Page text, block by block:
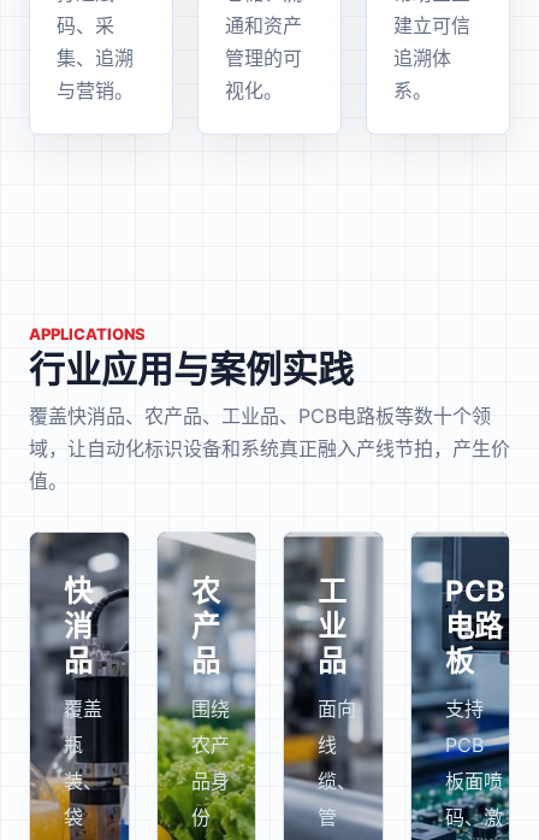
码、采
集、追溯
与营销。
通和资产
管理的可
视化。
建立可信
追溯体
系。
APPLICATIONS
行业应用与案例实践
覆盖快消品、农产品、工业品、PCB电路板等数十个领
域，让自动化标识设备和系统真正融入产线节拍，产生价
值。
快
消
品
覆盖
瓶
装、
袋
农
产
品
围绕
农产
品身
份
工
业
品
面向
线
缆、
管
PCB
电路
板
支持
PCB
板面喷
码、激